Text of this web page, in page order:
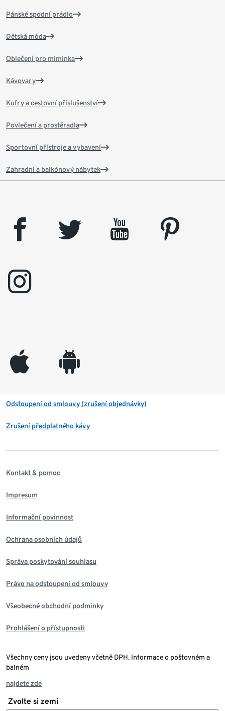
Pánské spodní prádlo
Dětská móda
Oblečení pro miminka
Kávovary
Kufry a cestovní příslušenství
Povlečení a prostěradla
Sportovní přístroje a vybavení
Zahradní a balkónový nábytek
facebook twitter youtube
pinterest
instagram
appleinc android
Odstoupení od smlouvy (zrušení objednávky)
Zrušení předplatného kávy
Kontakt & pomoc
Impresum
Informační povinnost
Ochrana osobních údajů
Správa poskytování souhlasu
Právo na odstoupení od smlouvy
Všeobecné obchodní podmínky
Prohlášení o přístupnosti
Všechny ceny jsou uvedeny včetně DPH. Informace o poštovném a
balném
najdete zde
Zvolte si zemi